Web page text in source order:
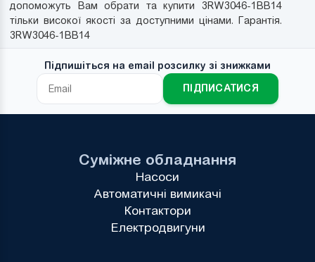
допоможуть Вам обрати та купити 3RW3046-1BB14
тільки високої якості за доступними цінами. Гарантія.
3RW3046-1BB14
Підпишіться на email розсилку зі знижками
ПІДПИСАТИСЯ
Суміжне обладнання
Насоси
Автоматичні вимикачі
Контактори
Електродвигуни